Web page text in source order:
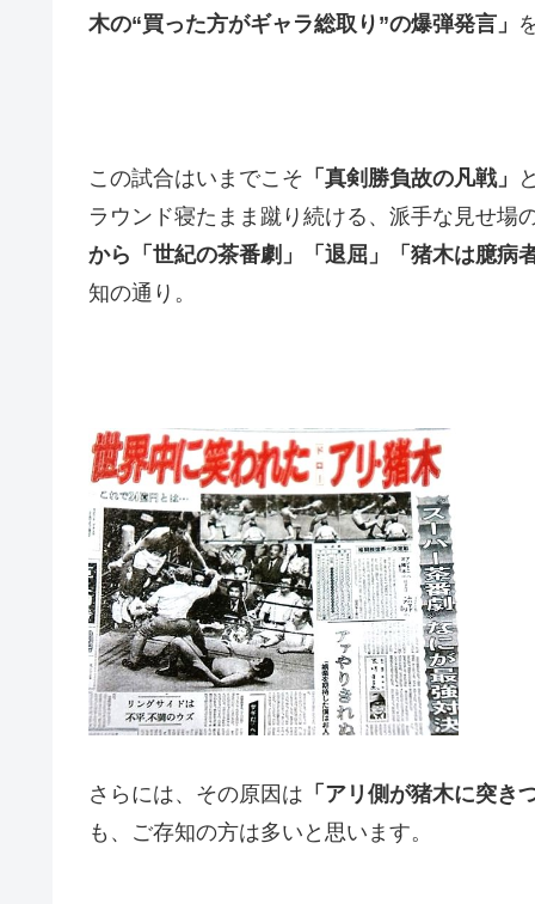
木の“買った方がギャラ総取り”の爆弾発言」
この試合はいまでこそ 「真剣勝負故の凡戦」
ラウンド寝たまま蹴り続ける、派手な見せ場
から「世紀の茶番劇」「退屈」「猪木は臆病
知の通り。
さらには、その原因は 「アリ側が猪木に突き
も、ご存知の方は多いと思います。